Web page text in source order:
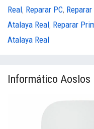
Real, Reparar PC,
Atalaya Real, Reparar
Atalaya Real
Informático Aoslos